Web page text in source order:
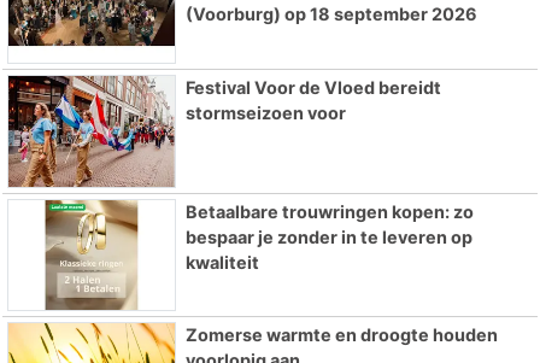
(Voorburg) op 18 september 2026
Festival Voor de Vloed bereidt
stormseizoen voor
Betaalbare trouwringen kopen: zo
bespaar je zonder in te leveren op
kwaliteit
Zomerse warmte en droogte houden